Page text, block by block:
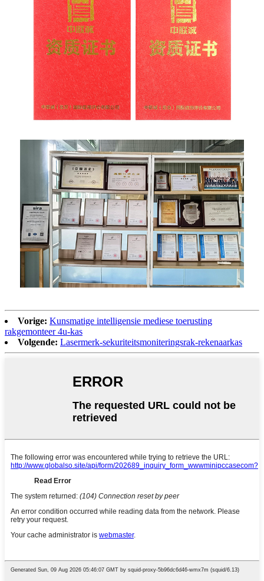
Vorige: Kunsmatige intelligensie mediese toerusting
rakgemonteer 4u-kas
Volgende: Lasermerk-sekuriteitsmoniteringsrak-rekenaarkas